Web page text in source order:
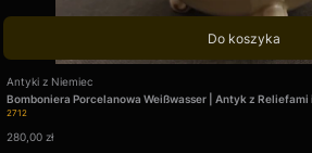
Do koszyka
Kod produktu
2712
Bomboniera Porcelanowa Weißwasser | Antyk z Reliefami
Producent
Antyki z Niemiec
Cena
280,00 zł